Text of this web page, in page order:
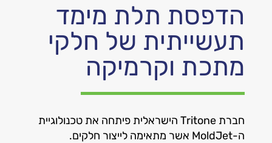
הדפסת תלת מימד
תעשייתית של חלקי
מתכת וקרמיקה
חברת Tritone הישראלית פיתחה את טכנולוגיית
ה-MoldJet אשר מתאימה לייצור חלקים.